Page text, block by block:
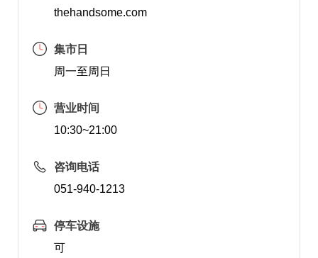
thehandsome.com
集市日
周一至周日
营业时间
10:30~21:00
咨询电话
051-940-1213
停车设施
可